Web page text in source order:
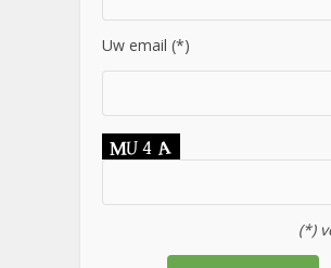
Uw email (*)
(*)